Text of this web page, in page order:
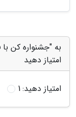
به "جشنواره کن
امتیاز دهید
امتیاز دهید:1